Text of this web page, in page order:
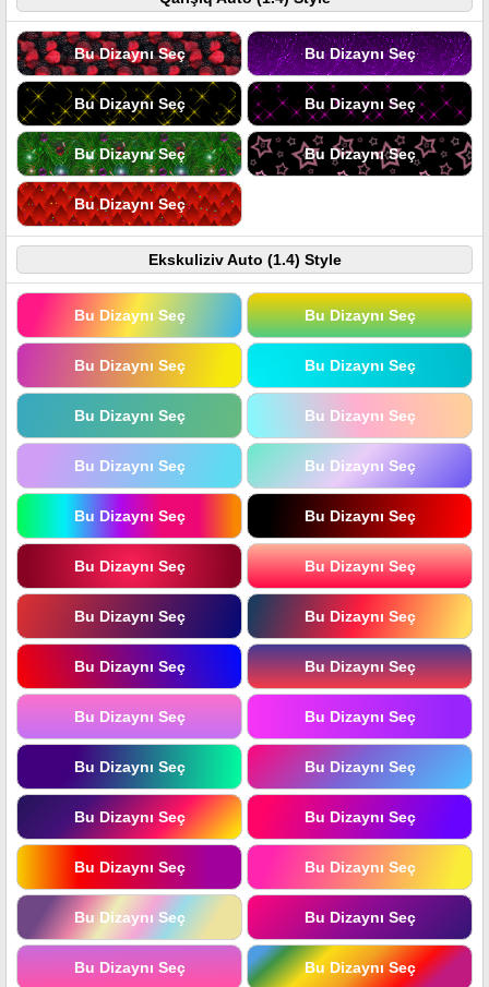
Bu Dizaynı Seç Bu Dizaynı Seç
Bu Dizaynı Seç Bu Dizaynı Seç
Bu Dizaynı Seç Bu Dizaynı Seç
Bu Dizaynı Seç
Ekskuliziv Auto (1.4) Style
Bu Dizaynı Seç Bu Dizaynı Seç
Bu Dizaynı Seç Bu Dizaynı Seç
Bu Dizaynı Seç Bu Dizaynı Seç
Bu Dizaynı Seç Bu Dizaynı Seç
Bu Dizaynı Seç Bu Dizaynı Seç
Bu Dizaynı Seç Bu Dizaynı Seç
Bu Dizaynı Seç Bu Dizaynı Seç
Bu Dizaynı Seç Bu Dizaynı Seç
Bu Dizaynı Seç Bu Dizaynı Seç
Bu Dizaynı Seç Bu Dizaynı Seç
Bu Dizaynı Seç Bu Dizaynı Seç
Bu Dizaynı Seç Bu Dizaynı Seç
Bu Dizaynı Seç Bu Dizaynı Seç
Bu Dizaynı Seç Bu Dizaynı Seç